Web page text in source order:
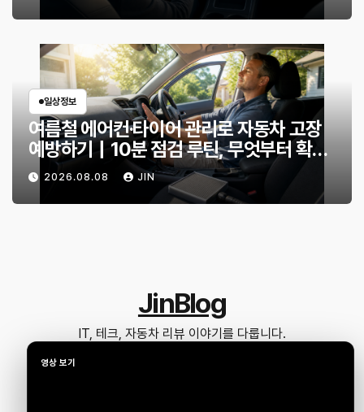
일상정보
여름철 에어컨·타이어 관리로 자동차 고장
예방하기｜10분 점검 루틴, 무엇부터 확인
할까?
2026.08.08 JIN
JinBlog
IT, 테크, 자동차 리뷰 이야기를 다룹니다.